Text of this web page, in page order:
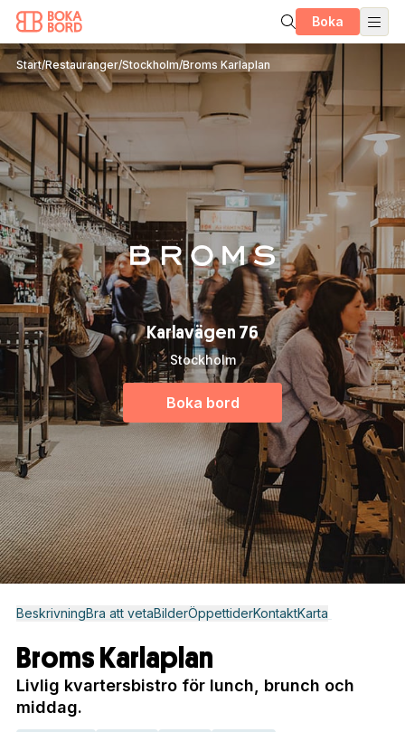
Boka
Start/Restauranger/Stockholm/Broms Karlaplan
Karlavägen 76
Stockholm
Boka bord
BeskrivningBra att vetaBilderÖppettiderKontaktKarta
Broms Karlaplan
Livlig kvartersbistro för lunch, brunch och
middag.